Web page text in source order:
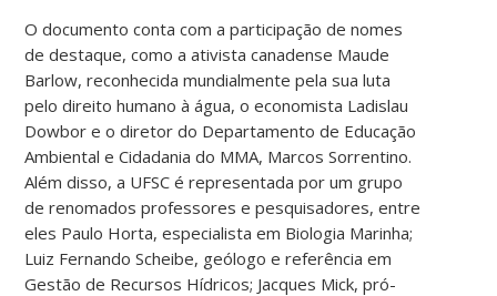
O documento conta com a participação de nomes
de destaque, como a ativista canadense Maude
Barlow, reconhecida mundialmente pela sua luta
pelo direito humano à água, o economista Ladislau
Dowbor e o diretor do Departamento de Educação
Ambiental e Cidadania do MMA, Marcos Sorrentino.
Além disso, a UFSC é representada por um grupo
de renomados professores e pesquisadores, entre
eles Paulo Horta, especialista em Biologia Marinha;
Luiz Fernando Scheibe, geólogo e referência em
Gestão de Recursos Hídricos; Jacques Mick, pró-